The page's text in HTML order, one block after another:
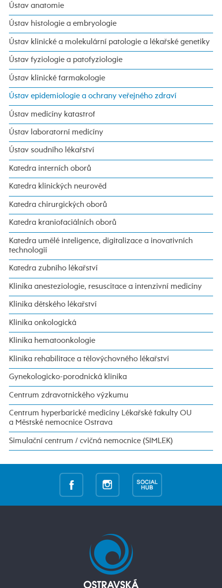
Ústav anatomie
Ústav histologie a embryologie
Ústav klinické a molekulární patologie a lékařské genetiky
Ústav fyziologie a patofyziologie
Ústav klinické farmakologie
Ústav epidemiologie a ochrany veřejného zdraví
Ústav medicíny katastrof
Ústav laboratorní medicíny
Ústav soudního lékařství
Katedra interních oborů
Katedra klinických neurověd
Katedra chirurgických oborů
Katedra kraniofaciálních oborů
Katedra umělé inteligence, digitalizace a inovativních
technologií
Katedra zubního lékařství
Klinika anesteziologie, resuscitace a intenzivní medicíny
Klinika dětského lékařství
Klinika onkologická
Klinika hematoonkologie
Klinika rehabilitace a tělovýchovného lékařství
Gynekologicko-porodnická klinika
Centrum zdravotnického výzkumu
Centrum hyperbarické medicíny Lékařské fakulty OU
a Městské nemocnice Ostrava
Simulační centrum / cvičná nemocnice (SIMLEK)